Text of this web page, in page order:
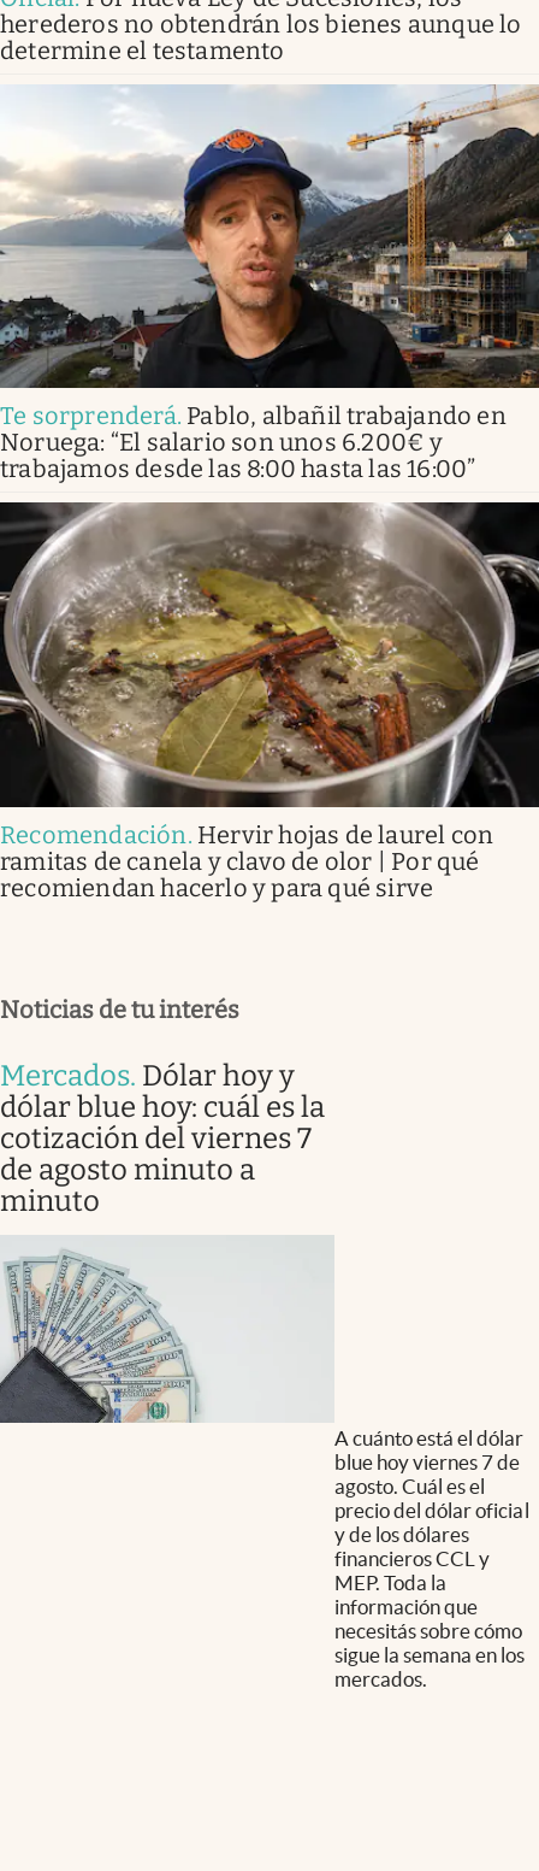
herederos no obtendrán los bienes aunque lo
determine el testamento
Te sorprenderá. Pablo, albañil trabajando en
Noruega: “El salario son unos 6.200€ y
trabajamos desde las 8:00 hasta las 16:00”
Recomendación. Hervir hojas de laurel con
ramitas de canela y clavo de olor | Por qué
recomiendan hacerlo y para qué sirve
Noticias de tu interés
Mercados. Dólar hoy y
dólar blue hoy: cuál es la
cotización del viernes 7
de agosto minuto a
minuto
A cuánto está el dólar
blue hoy viernes 7 de
agosto. Cuál es el
precio del dólar oficial
y de los dólares
financieros CCL y
MEP. Toda la
información que
necesitás sobre cómo
sigue la semana en los
mercados.